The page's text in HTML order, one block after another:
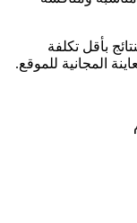
بأقل تكلفة
المجانية للموقع.